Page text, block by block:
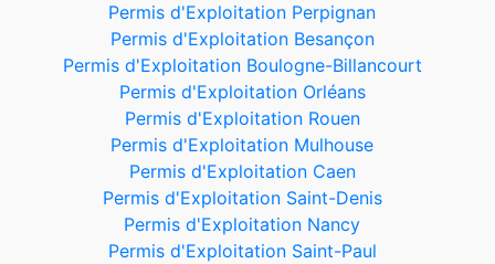
Permis d'Exploitation Perpignan
Permis d'Exploitation Besançon
Permis d'Exploitation Boulogne-Billancourt
Permis d'Exploitation Orléans
Permis d'Exploitation Rouen
Permis d'Exploitation Mulhouse
Permis d'Exploitation Caen
Permis d'Exploitation Saint-Denis
Permis d'Exploitation Nancy
Permis d'Exploitation Saint-Paul